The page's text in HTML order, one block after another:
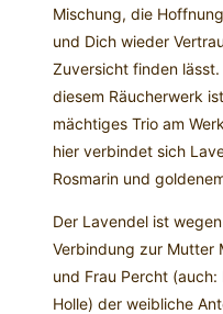
Mischung, die
und Dich wieder
Zuversicht finden lässt.
diesem Räucherwerk
mächtiges Trio am
hier verbindet sich
Rosmarin und
Der Lavendel ist
Verbindung zur Mutter
und Frau Percht (auch:
Holle) der weibliche